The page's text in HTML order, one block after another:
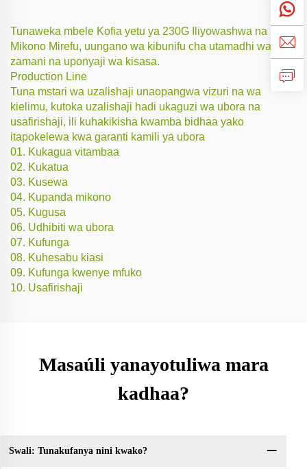
Tunaweka mbele Kofia yetu ya 230G Iliyowashwa na
Mikono Mirefu, uungano wa kibunifu cha utamadhi wa
zamani na uponyaji wa kisasa.
Production Line
Tuna mstari wa uzalishaji unaopangwa vizuri na wa
kielimu, kutoka uzalishaji hadi ukaguzi wa ubora na
usafirishaji, ili kuhakikisha kwamba bidhaa yako
itapokelewa kwa garanti kamili ya ubora
01. Kukagua vitambaa
02. Kukatua
03. Kusewa
04. Kupanda mikono
05. Kugusa
06. Udhibiti wa ubora
07. Kufunga
08. Kuhesabu kiasi
09. Kufunga kwenye mfuko
10. Usafirishaji
Masaúli yanayotuliwa mara
kadhaa?
Swali: Tunakufanya nini kwako?